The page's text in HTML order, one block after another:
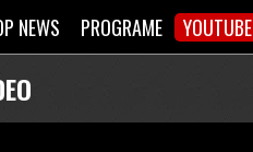
NEWS PROGRAME YOUTUBE